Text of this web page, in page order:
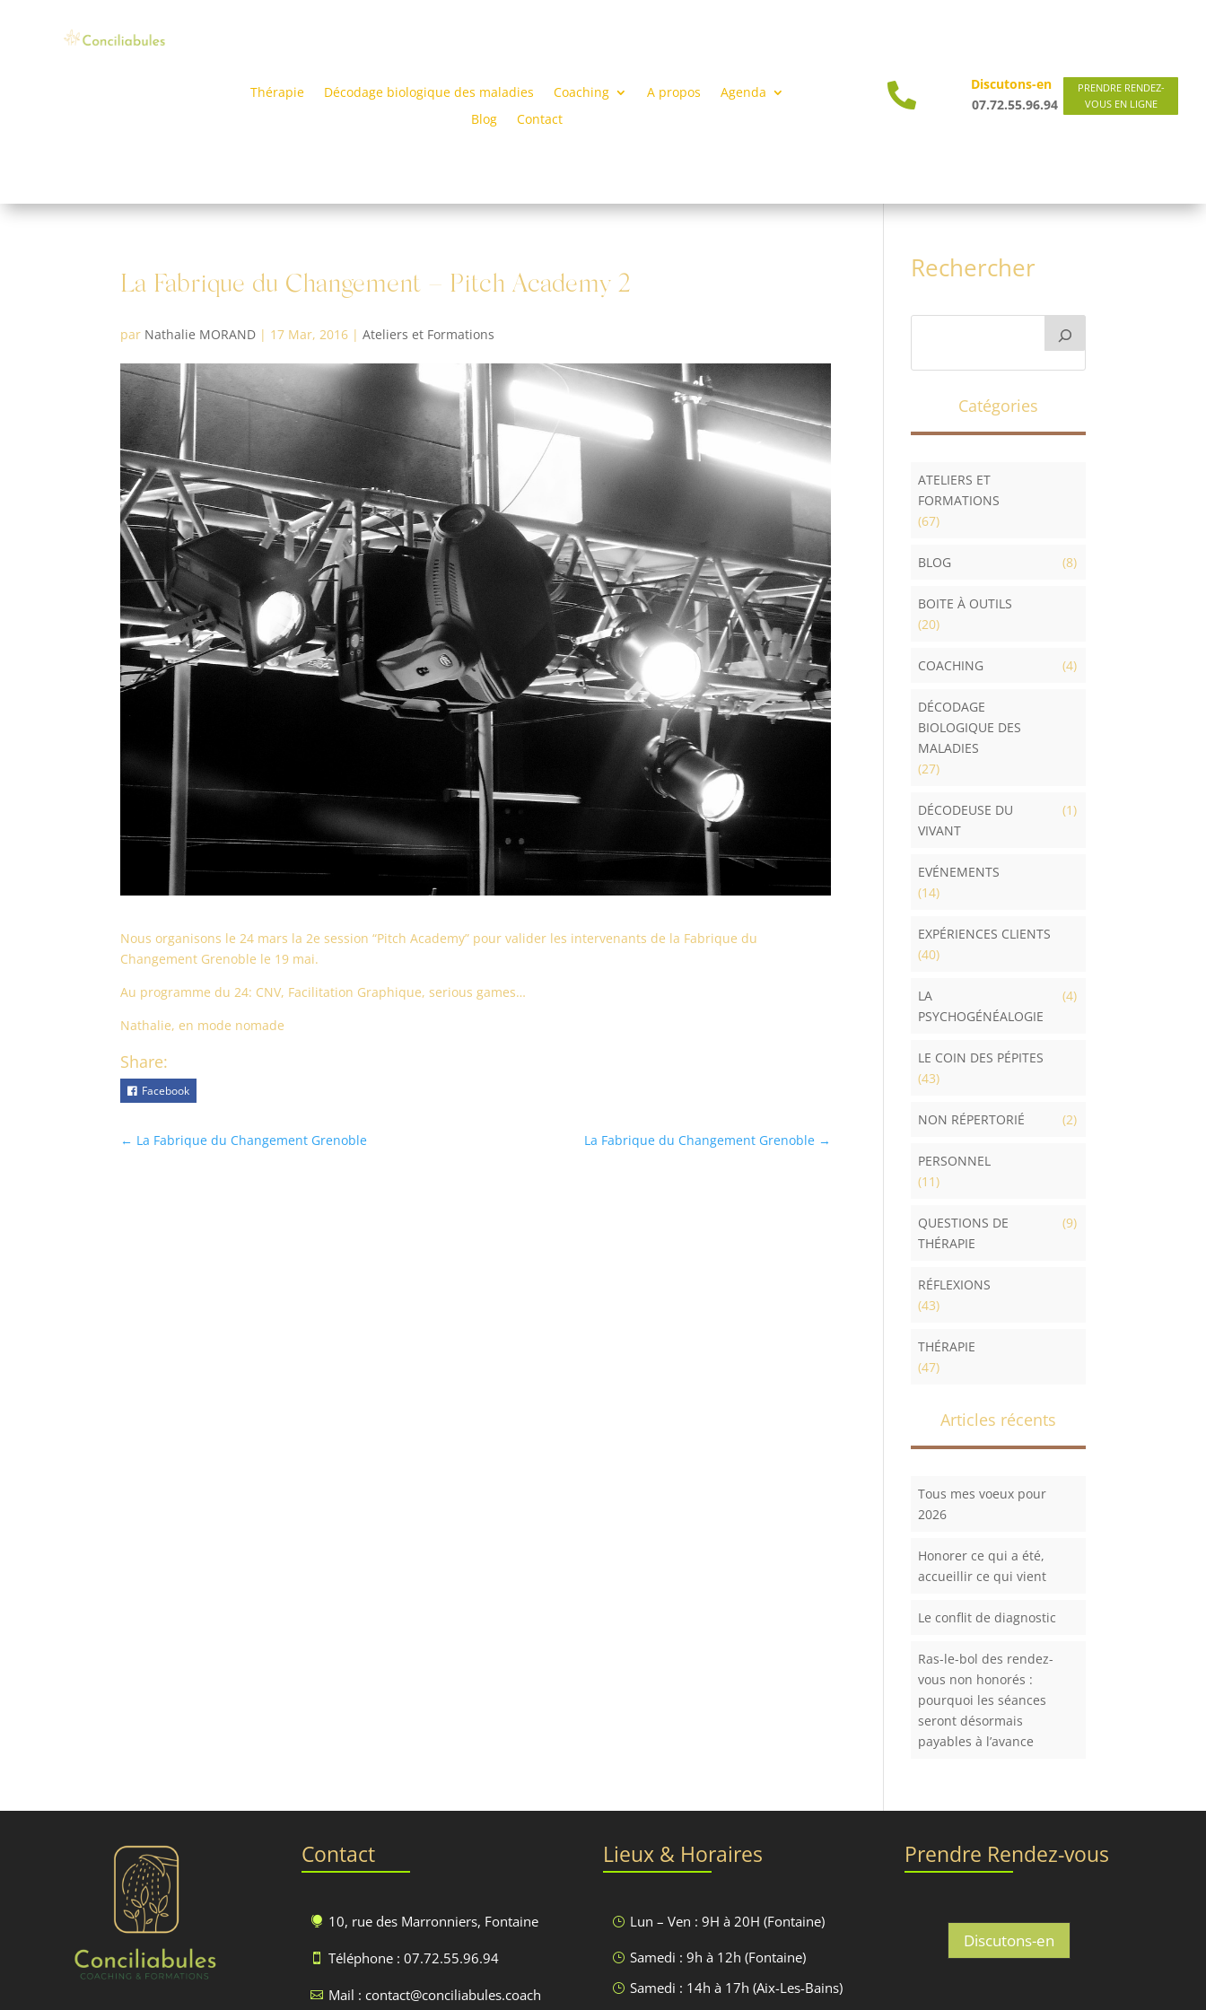
Thérapie Décodage biologique des maladies Coaching A propos
Agenda
Blog
Contact

Discutons-en
07.72.55.96.94
PRENDRE RENDEZ-
VOUS EN LIGNE
La Fabrique du Changement – Pitch Academy 2
par Nathalie MORAND | 17 Mar, 2016 |Ateliers et Formations
Nous organisons le 24 mars la 2e session “Pitch Academy” pour valider les intervenants de la Fabrique du
Changement Grenoble le 19 mai.
Au programme du 24: CNV, Facilitation Graphique, serious games…
Nathalie, en mode nomade
Share:
Facebook
← La Fabrique du Changement Grenoble La Fabrique du Changement Grenoble →
Rechercher
Catégories
ATELIERS ET
FORMATIONS
(67)
BLOG (8)
BOITE À OUTILS
(20)
COACHING (4)
DÉCODAGE
BIOLOGIQUE DES
MALADIES
(27)
DÉCODEUSE DU
VIVANT
(1)
EVÉNEMENTS
(14)
EXPÉRIENCES CLIENTS
(40)
LA
PSYCHOGÉNÉALOGIE
(4)
LE COIN DES PÉPITES
(43)
NON RÉPERTORIÉ (2)
PERSONNEL
(11)
QUESTIONS DE
THÉRAPIE
(9)
RÉFLEXIONS
(43)
THÉRAPIE
(47)
Articles récents
Tous mes voeux pour
2026
Honorer ce qui a été,
accueillir ce qui vient
Le conflit de diagnostic
Ras-le-bol des rendez-
vous non honorés :
pourquoi les séances
seront désormais
payables à l’avance
Contact
 10, rue des Marronniers, Fontaine
 Téléphone : 07.72.55.96.94
 Mail : contact@conciliabules.coach
Lieux & Horaires
} Lun – Ven : 9H à 20H (Fontaine)
} Samedi : 9h à 12h (Fontaine)
} Samedi : 14h à 17h (Aix-Les-Bains)
Prendre Rendez-vous
Discutons-en